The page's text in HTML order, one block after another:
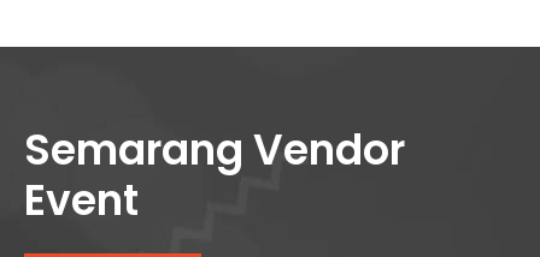
Semarang Vendor
Event